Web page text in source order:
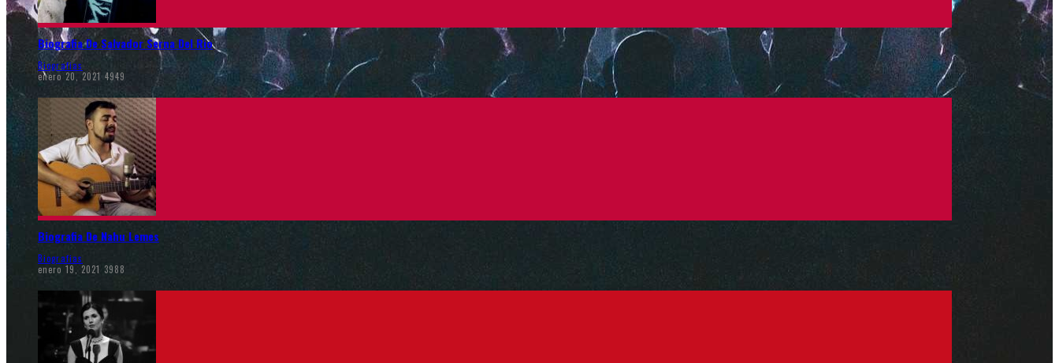
Biografia De Salvador Serna Del Rio
Biografias
enero 20, 2021 4949
Biografia De Nahu Lemes
Biografias
enero 19, 2021 3988